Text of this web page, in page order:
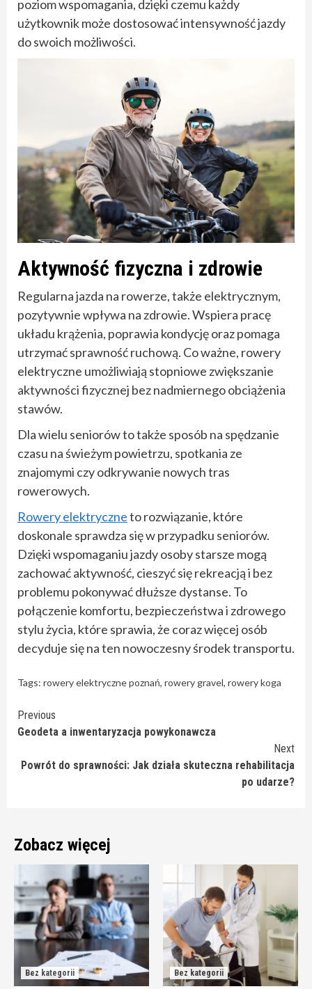
poziom wspomagania, dzięki czemu każdy
użytkownik może dostosować intensywność jazdy
do swoich możliwości.
Aktywność fizyczna i zdrowie
Regularna jazda na rowerze, także elektrycznym,
pozytywnie wpływa na zdrowie. Wspiera pracę
układu krążenia, poprawia kondycję oraz pomaga
utrzymać sprawność ruchową. Co ważne, rowery
elektryczne umożliwiają stopniowe zwiększanie
aktywności fizycznej bez nadmiernego obciążenia
stawów.
Dla wielu seniorów to także sposób na spędzanie
czasu na świeżym powietrzu, spotkania ze
znajomymi czy odkrywanie nowych tras
rowerowych.
Rowery elektryczneto rozwiązanie, które
doskonale sprawdza się w przypadku seniorów.
Dzięki wspomaganiu jazdy osoby starsze mogą
zachować aktywność, cieszyć się rekreacją i bez
problemu pokonywać dłuższe dystanse. To
połączenie komfortu, bezpieczeństwa i zdrowego
stylu życia, które sprawia, że coraz więcej osób
decyduje się na ten nowoczesny środek transportu.
Tags: rowery elektryczne poznań, rowery gravel, rowery koga
Continue
Reading
Previous
Geodeta a inwentaryzacja powykonawcza
Next
Powrót do sprawności: Jak działa skuteczna rehabilitacja
po udarze?
Zobacz więcej
Bez kategorii Bez kategorii